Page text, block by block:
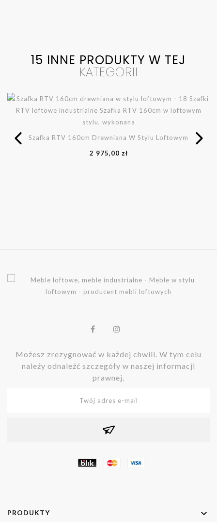
15 INNE PRODUKTY W TEJ
KATEGORII
Szafka RTV 160cm Drewniana W Stylu Loftowym
2 975,00 zł
Możesz zrezygnować w każdej chwili. W tym celu
należy odnaleźć szczegóły w naszej informacji
prawnej.
PRODUKTY 